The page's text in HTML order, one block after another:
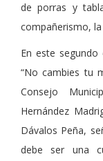
de porras y
compañerismo,
En este segundo
“No cambies tu
Consejo
Hernández
Dávalos Peña,
debe ser una